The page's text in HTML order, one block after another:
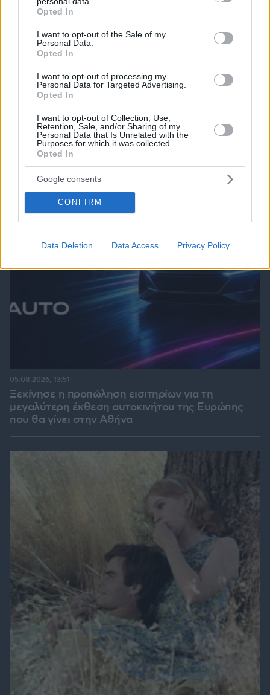
grant or deny consent to Google and its third-party tags to
use your data for below specified purposes in below Google
consent section.
Opted In
I want to opt-out of the Sale of my
Personal Data.
Opted In
I want to opt-out of processing my
Personal Data for Targeted Advertising.
Opted In
I want to opt-out of Collection, Use,
Retention, Sale, and/or Sharing of my
Personal Data that Is Unrelated with the
Purposes for which it was collected.
Opted In
Google consents
CONFIRM
Data Deletion Data Access Privacy Policy
Μια βιοτεχνολόγος έχασε 10 κιλά χωρίς να
στερηθεί το αγαπημένο της φαγητό – Οι 8
συνήθειες που έκαναν τη διαφορά
05.08.2026, 18:31
Ξεκίνησε η προπώληση εισιτηρίων για τη
μεγαλύτερη έκθεση αυτοκινήτου της Ευρώπης
που θα γίνει στην Αθήνα
05.08.2026, 13:51